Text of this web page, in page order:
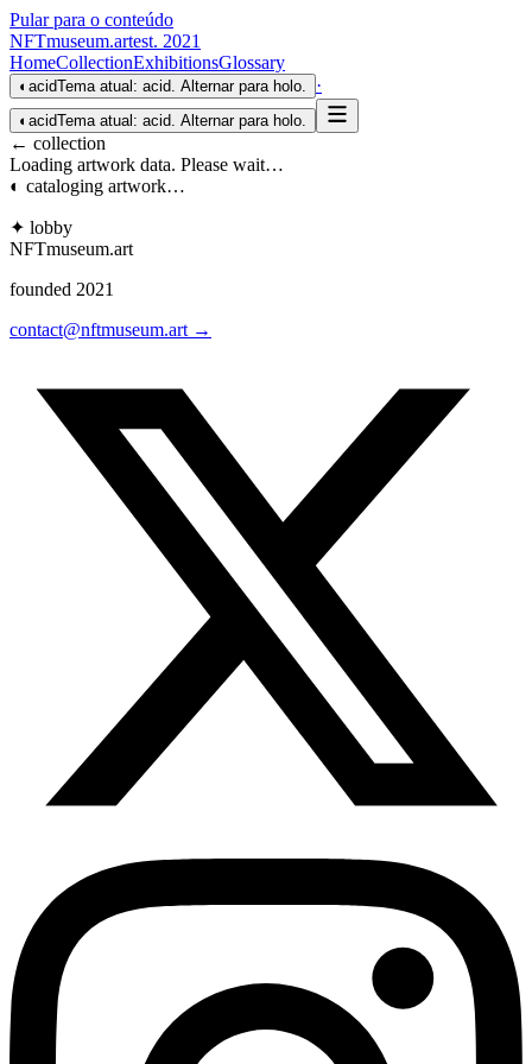
Pular para o conteúdo
NFTmuseum.artest. 2021
HomeCollectionExhibitionsGlossary
◐ acidTema atual: acid. Alternar para holo. ·
◐ acidTema atual: acid. Alternar para holo.
← collection
Loading artwork data. Please wait…
◐ cataloging artwork…
✦ lobby
NFTmuseum.art
founded 2021
contact@nftmuseum.art →